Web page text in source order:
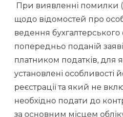
При виявленні помилки
щодо відомостей про
ведення бухгалтерського
попередньо поданій
платником податків, для
установлені особливості
реєстрації та який не
необхідно подати до
за основним місцем